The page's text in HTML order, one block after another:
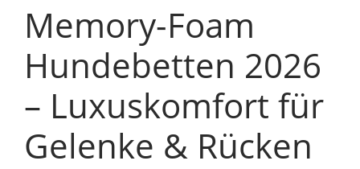
Memory-Foam
Hundebetten 2026
– Luxuskomfort für
Gelenke & Rücken